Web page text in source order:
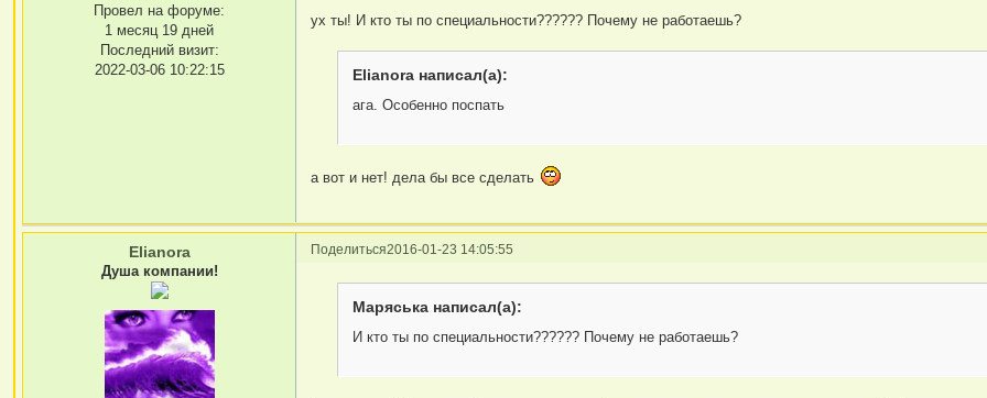
Провел на форуме:
1 месяц 19 дней
Последний визит:
2022-03-06 10:22:15
ух ты! И кто ты по специальности?????? Почему не работаешь?
Elianora написал(а):
ага. Особенно поспать
а вот и нет! дела бы все сделать
Поделиться2016-01-23 14:05:55
Elianora
Душа компании!
Маряська написал(а):
И кто ты по специальности?????? Почему не работаешь?